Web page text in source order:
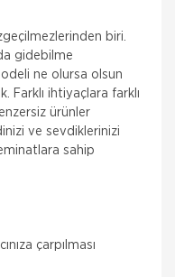
biri.
gidebilme
ne olursa olsun
Farklı ihtiyaçlara farklı
ürünler
ve sevdiklerinizi
sahip
çarpılması